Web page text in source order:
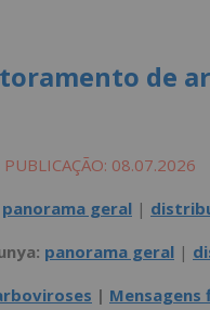
de
PUBLICAÇÃO: 08.07.2026
panorama geral |
panorama geral |
| Mensagens